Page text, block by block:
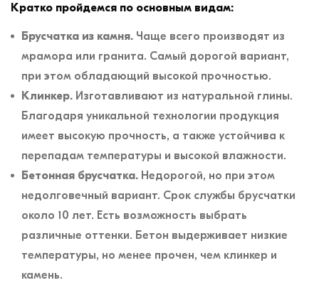
Кратко пройдемся по основным видам:
Брусчатка из камня. Чаще всего производят из
мрамора или гранита. Самый дорогой вариант,
при этом обладающий высокой прочностью.
Клинкер. Изготавливают из натуральной глины.
Благодаря уникальной технологии продукция
имеет высокую прочность, а также устойчива к
перепадам температуры и высокой влажности.
Бетонная брусчатка. Недорогой, но при этом
недолговечный вариант. Срок службы брусчатки
около 10 лет. Есть возможность выбрать
различные оттенки. Бетон выдерживает низкие
температуры, но менее прочен, чем клинкер и
камень.